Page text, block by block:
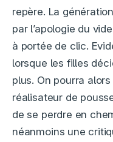
repère. La
par l’apologie du
à portée de clic.
lorsque les filles
plus. On pourra
réalisateur de
de se perdre en
néanmoins une